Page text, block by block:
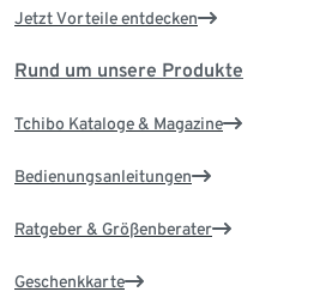
Jetzt Vorteile entdecken
Rund um unsere Produkte
Tchibo Kataloge & Magazine
Bedienungsanleitungen
Ratgeber & Größenberater
Geschenkkarte